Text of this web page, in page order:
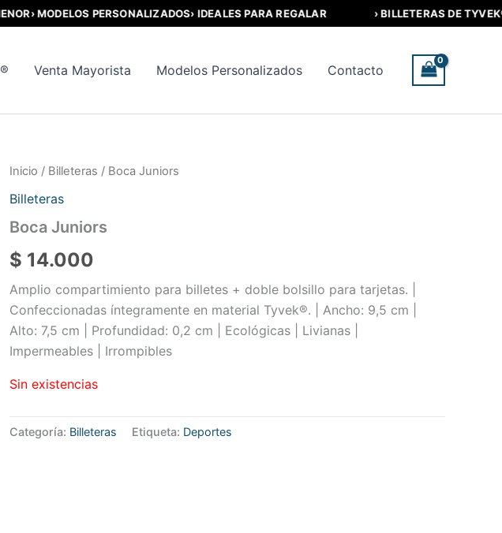
› MODELOS PERSONALIZADOS› IDEALES PARA REGALAR › BILLETERAS DE TYVEK®›
Venta Mayorista Modelos Personalizados Contacto
Inicio / Billeteras / Boca Juniors
Billeteras
Boca Juniors
$ 14.000
Amplio compartimiento para billetes + doble bolsillo para tarjetas. |
Confeccionadas íntegramente en material Tyvek®. | Ancho: 9,5 cm |
Alto: 7,5 cm | Profundidad: 0,2 cm | Ecológicas | Livianas |
Impermeables | Irrompibles
Sin existencias
Categoría: Billeteras Etiqueta: Deportes